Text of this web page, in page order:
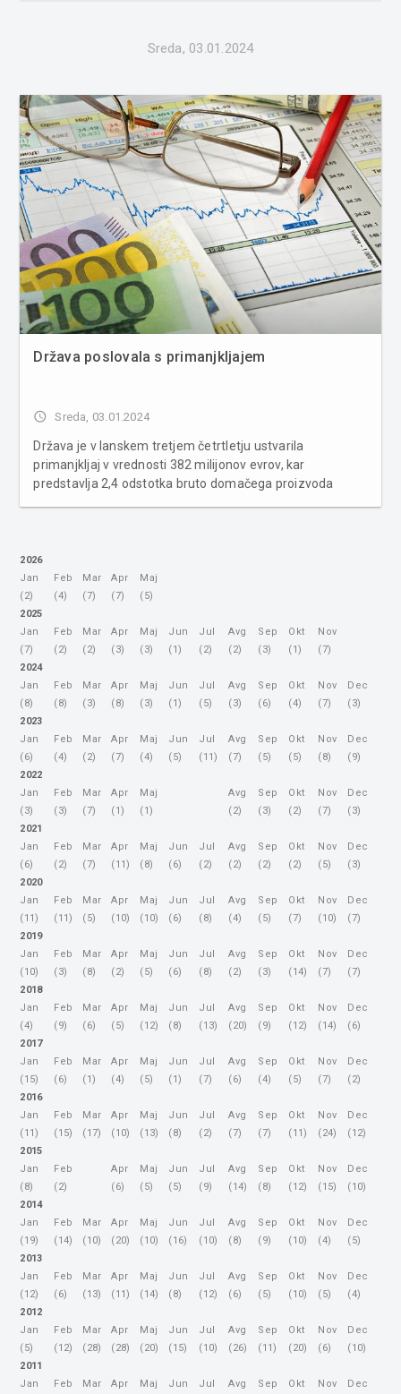
Sreda, 03.01.2024
Država poslovala s primanjkljajem
access_time Sreda, 03.01.2024
Država je v lanskem tretjem četrtletju ustvarila
primanjkljaj v vrednosti 382 milijonov evrov, kar
predstavlja 2,4 odstotka bruto domačega proizvoda
2026
Jan
(2)
Feb
(4)
Mar
(7)
Apr
(7)
Maj
(5)
2025
Jan
(7)
Feb
(2)
Mar
(2)
Apr
(3)
Maj
(3)
Jun
(1)
Jul
(2)
Avg
(2)
Sep
(3)
Okt
(1)
Nov
(7)
2024
Jan
(8)
Feb
(8)
Mar
(3)
Apr
(8)
Maj
(3)
Jun
(1)
Jul
(5)
Avg
(3)
Sep
(6)
Okt
(4)
Nov
(7)
Dec
(3)
2023
Jan
(6)
Feb
(4)
Mar
(2)
Apr
(7)
Maj
(4)
Jun
(5)
Jul
(11)
Avg
(7)
Sep
(5)
Okt
(5)
Nov
(8)
Dec
(9)
2022
Jan
(3)
Feb
(3)
Mar
(7)
Apr
(1)
Maj
(1)
Avg
(2)
Sep
(3)
Okt
(2)
Nov
(7)
Dec
(3)
2021
Jan
(6)
Feb
(2)
Mar
(7)
Apr
(11)
Maj
(8)
Jun
(6)
Jul
(2)
Avg
(2)
Sep
(2)
Okt
(2)
Nov
(5)
Dec
(3)
2020
Jan
(11)
Feb
(11)
Mar
(5)
Apr
(10)
Maj
(10)
Jun
(6)
Jul
(8)
Avg
(4)
Sep
(5)
Okt
(7)
Nov
(10)
Dec
(7)
2019
Jan
(10)
Feb
(3)
Mar
(8)
Apr
(2)
Maj
(5)
Jun
(6)
Jul
(8)
Avg
(2)
Sep
(3)
Okt
(14)
Nov
(7)
Dec
(7)
2018
Jan
(4)
Feb
(9)
Mar
(6)
Apr
(5)
Maj
(12)
Jun
(8)
Jul
(13)
Avg
(20)
Sep
(9)
Okt
(12)
Nov
(14)
Dec
(6)
2017
Jan
(15)
Feb
(6)
Mar
(1)
Apr
(4)
Maj
(5)
Jun
(1)
Jul
(7)
Avg
(6)
Sep
(4)
Okt
(5)
Nov
(7)
Dec
(2)
2016
Jan
(11)
Feb
(15)
Mar
(17)
Apr
(10)
Maj
(13)
Jun
(8)
Jul
(2)
Avg
(7)
Sep
(7)
Okt
(11)
Nov
(24)
Dec
(12)
2015
Jan
(8)
Feb
(2)
Apr
(6)
Maj
(5)
Jun
(5)
Jul
(9)
Avg
(14)
Sep
(8)
Okt
(12)
Nov
(15)
Dec
(10)
2014
Jan
(19)
Feb
(14)
Mar
(10)
Apr
(20)
Maj
(10)
Jun
(16)
Jul
(10)
Avg
(8)
Sep
(9)
Okt
(10)
Nov
(4)
Dec
(5)
2013
Jan
(12)
Feb
(6)
Mar
(13)
Apr
(11)
Maj
(14)
Jun
(8)
Jul
(12)
Avg
(6)
Sep
(5)
Okt
(10)
Nov
(5)
Dec
(4)
2012
Jan
(5)
Feb
(12)
Mar
(28)
Apr
(28)
Maj
(20)
Jun
(15)
Jul
(10)
Avg
(26)
Sep
(11)
Okt
(20)
Nov
(6)
Dec
(10)
2011
Jan
Feb
Mar
Apr
Maj
Jun
Jul
Avg
Sep
Okt
Nov
Dec